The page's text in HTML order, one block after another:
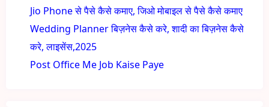
Jio Phone से पैसे कैसे कमाए, जिओ मोबाइल से पैसे कैसे कमाए
Wedding Planner बिज़नेस कैसे करे, शादी का बिज़नेस कैसे
करे, लाइसेंस,2025
Post Office Me Job Kaise Paye